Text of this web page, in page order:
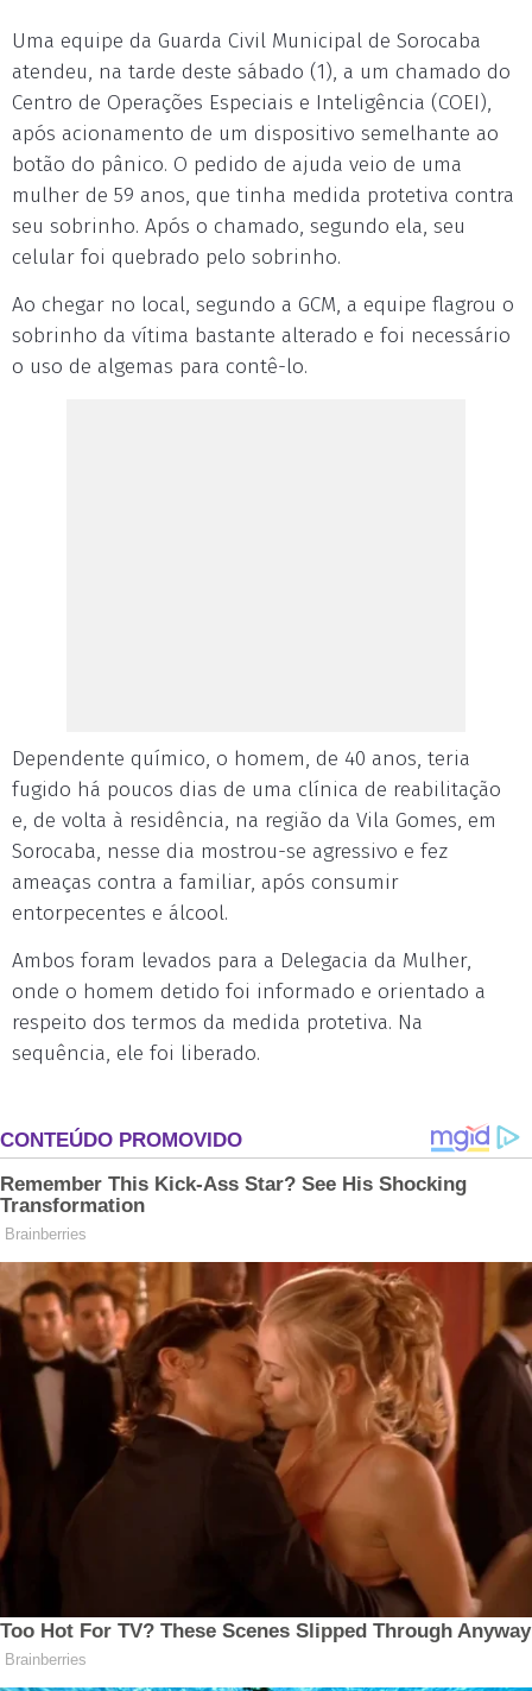
Uma equipe da Guarda Civil Municipal de Sorocaba
atendeu, na tarde deste sábado (1), a um chamado do
Centro de Operações Especiais e Inteligência (COEI),
após acionamento de um dispositivo semelhante ao
botão do pânico. O pedido de ajuda veio de uma
mulher de 59 anos, que tinha medida protetiva contra
seu sobrinho. Após o chamado, segundo ela, seu
celular foi quebrado pelo sobrinho.
Ao chegar no local, segundo a GCM, a equipe flagrou o
sobrinho da vítima bastante alterado e foi necessário
o uso de algemas para contê-lo.
Dependente químico, o homem, de 40 anos, teria
fugido há poucos dias de uma clínica de reabilitação
e, de volta à residência, na região da Vila Gomes, em
Sorocaba, nesse dia mostrou-se agressivo e fez
ameaças contra a familiar, após consumir
entorpecentes e álcool.
Ambos foram levados para a Delegacia da Mulher,
onde o homem detido foi informado e orientado a
respeito dos termos da medida protetiva. Na
sequência, ele foi liberado.